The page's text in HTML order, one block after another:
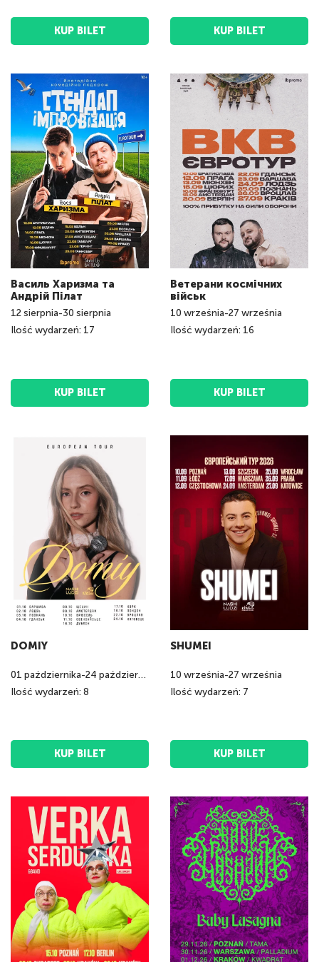
KUP BILET KUP BILET
Василь Харизма та
Андрій Пілат
12sierpnia-30 sierpnia
Ilość wydarzeń: 17
KUP BILET
Ветерани космічних
військ
10 września-27 września
Ilość wydarzeń: 16
KUP BILET
DOMIY
01 października-24 października
Ilość wydarzeń: 8
KUP BILET
SHUMEI
10 września-27 września
Ilość wydarzeń: 7
KUP BILET